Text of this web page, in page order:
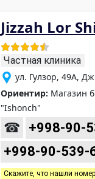
Jizzah Lor
Частная клиника
ул. Гулзор, 49А,
Ориентир: Магазин
"Ishonch"
☎
+998-90-
+998-90-539-
Скажите, что нашли